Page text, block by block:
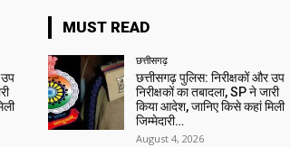
उप
MUST READ
छत्तीसगढ़
छत्तीसगढ़ पुलिस: निरीक्षकों और उप
निरीक्षकों का तबादला, SP ने जारी
किया आदेश, जानिए किसे कहां मिली
जिम्मेदारी…
August 4, 2026